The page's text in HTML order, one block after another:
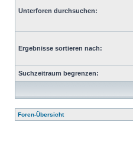
Unterforen durchsuchen:
Ergebnisse sortieren nach:
Suchzeitraum begrenzen:
Foren-Übersicht